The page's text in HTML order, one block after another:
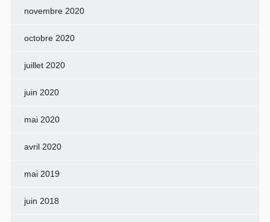
novembre 2020
octobre 2020
juillet 2020
juin 2020
mai 2020
avril 2020
mai 2019
juin 2018